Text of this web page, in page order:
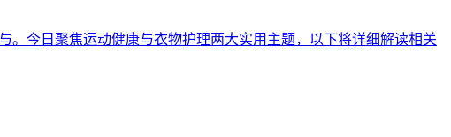
。今日聚焦运动健康与衣物护理两大实用主题，以下将详细解读相关